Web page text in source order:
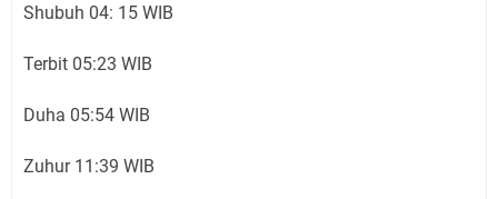
Shubuh 04: 15 WIB
Terbit 05:23 WIB
Duha 05:54 WIB
Zuhur 11:39 WIB